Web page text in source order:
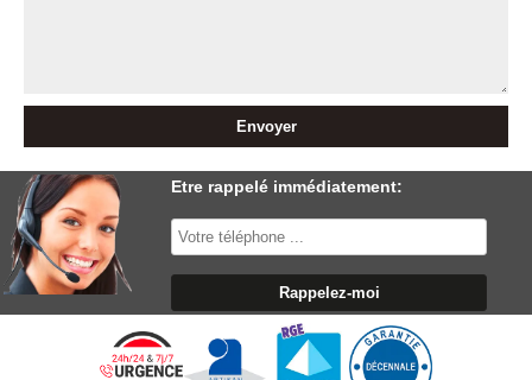
Etre rappelé immédiatement: